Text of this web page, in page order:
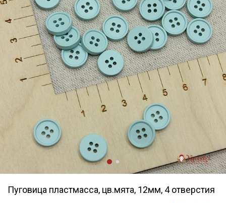
Пуговица пластмасса, цв.мята, 12мм, 4 отверстия